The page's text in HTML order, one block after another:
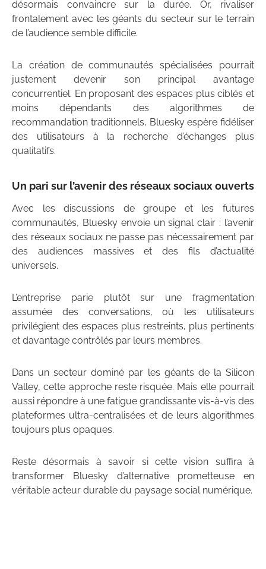
désormais convaincre sur la durée. Or, rivaliser
frontalement avec les géants du secteur sur le terrain
de l’audience semble difficile.
La création de communautés spécialisées pourrait
justement devenir son principal avantage
concurrentiel. En proposant des espaces plus ciblés et
moins dépendants des algorithmes de
recommandation traditionnels, Bluesky espère fidéliser
des utilisateurs à la recherche d’échanges plus
qualitatifs.
Un pari sur l’avenir des réseaux sociaux ouverts
Avec les discussions de groupe et les futures
communautés, Bluesky envoie un signal clair : l’avenir
des réseaux sociaux ne passe pas nécessairement par
des audiences massives et des fils d’actualité
universels.
L’entreprise parie plutôt sur une fragmentation
assumée des conversations, où les utilisateurs
privilégient des espaces plus restreints, plus pertinents
et davantage contrôlés par leurs membres.
Dans un secteur dominé par les géants de la Silicon
Valley, cette approche reste risquée. Mais elle pourrait
aussi répondre à une fatigue grandissante vis-à-vis des
plateformes ultra-centralisées et de leurs algorithmes
toujours plus opaques.
Reste désormais à savoir si cette vision suffira à
transformer Bluesky d’alternative prometteuse en
véritable acteur durable du paysage social numérique.